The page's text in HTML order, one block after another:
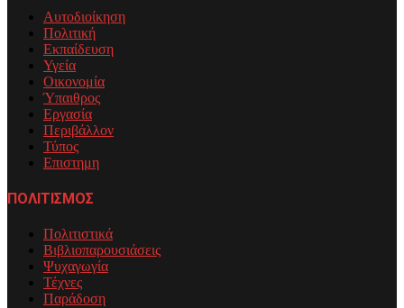
Αυτοδιοίκηση
Πολιτική
Εκπαίδευση
Υγεία
Οικονομία
Ύπαιθρος
Εργασία
Περιβάλλον
Τύπος
Επιστημη
ΠΟΛΙΤΙΣΜΟΣ
Πολιτιστικά
Βιβλιοπαρουσιάσεις
Ψυχαγωγία
Τέχνες
Παράδοση